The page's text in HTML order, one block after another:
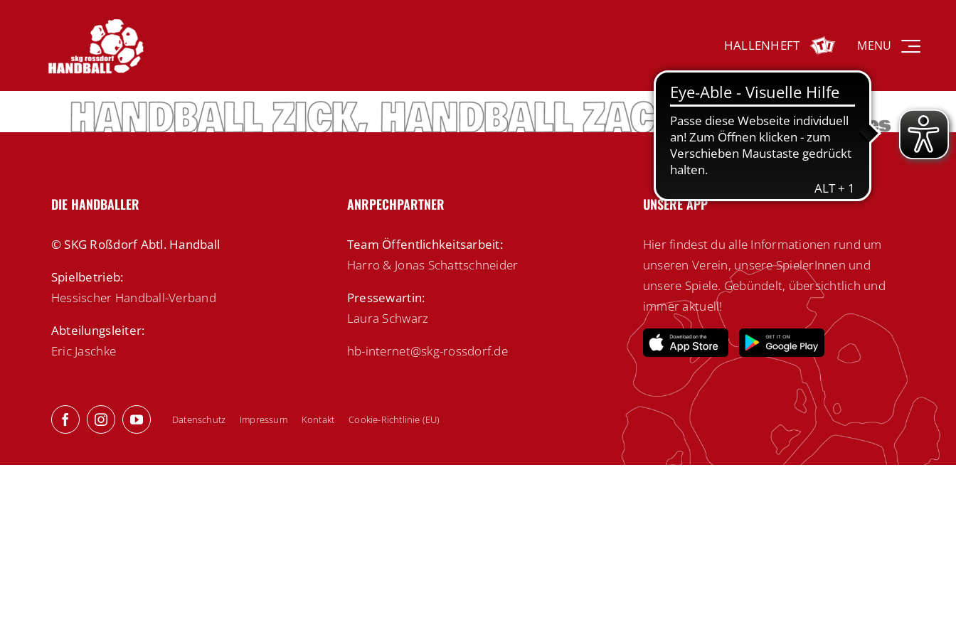
HALLENHEFT MENU
DIE HANDBALLER
© SKG Roßdorf Abtl. Handball
Spielbetrieb:
Hessischer Handball-Verband
Abteilungsleiter:
Eric Jaschke
ANRPECHPARTNER
Team Öffentlichkeitsarbeit:
Harro & Jonas Schattschneider
Pressewartin:
Laura Schwarz
hb-internet@skg-rossdorf.de
UNSERE APP
Hier findest du alle Informationen rund um
unseren Verein, unsere SpielerInnen und
unsere Spiele. Gebündelt, übersichtlich und
immer aktuell!
Datenschutz Impressum Kontakt Cookie-Richtlinie (EU)